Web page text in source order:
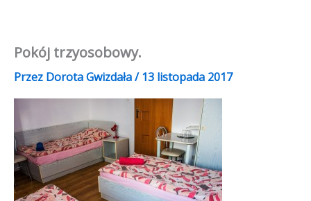
treściPokój trzyosobowy.
Przez Dorota Gwizdała/13 listopada 2017